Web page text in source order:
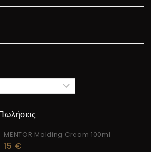
MENTOR Molding Cream 100ml
15 €